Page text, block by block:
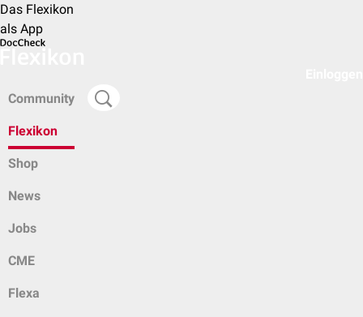
Das Flexikon
als App
Community
Flexikon
Shop
News
Jobs
CME
Flexa